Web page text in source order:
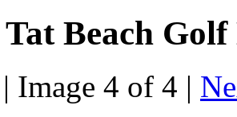
Tat Beach
| Image 4 of 4 |